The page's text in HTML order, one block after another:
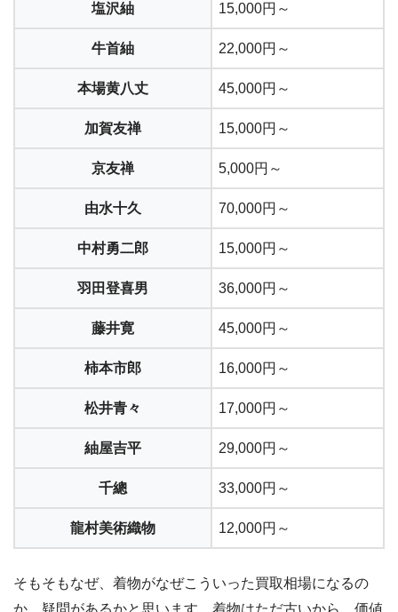
塩沢紬 15,000円～
牛首紬 22,000円～
本場黄八丈 45,000円～
加賀友禅 15,000円～
京友禅 5,000円～
由水十久 70,000円～
中村勇二郎 15,000円～
羽田登喜男 36,000円～
藤井寛 45,000円～
柿本市郎 16,000円～
松井青々 17,000円～
紬屋吉平 29,000円～
千總 33,000円～
龍村美術織物 12,000円～
そもそもなぜ、着物がなぜこういった買取相場になるの
か、疑問があるかと思います。着物はただ古いから、価値